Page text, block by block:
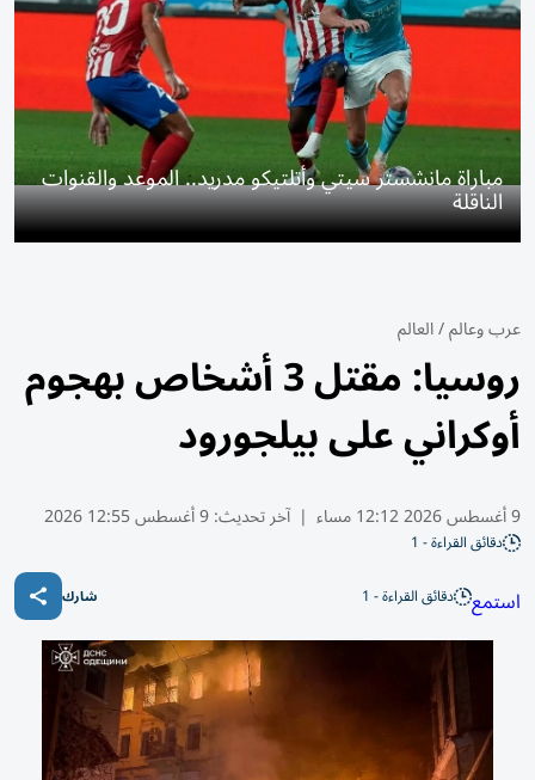
مباراة مانشستر سيتي وأتلتيكو مدريد.. الموعد والقنوات
الناقلة
عرب وعالم/العالم
روسيا: مقتل 3 أشخاص بهجوم
أوكراني على بيلجورود
9 أغسطس 2026 12:12 مساء | آخر تحديث:9 أغسطس 12:55 2026
دقائق القراءة - 1
استمع دقائق القراءة - 1 شارك